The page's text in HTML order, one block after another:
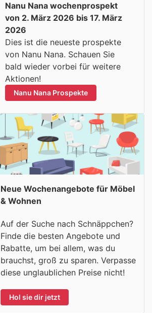
Nanu Nana wochenprospekt
von 2. März 2026 bis 17. März
2026
Dies ist die neueste prospekte
von Nanu Nana. Schauen Sie
bald wieder vorbei für weitere
Aktionen!
Nanu Nana Prospekte
Neue Wochenangebote für Möbel
& Wohnen
Auf der Suche nach Schnäppchen?
Finde die besten Angebote und
Rabatte, um bei allem, was du
brauchst, groß zu sparen. Verpasse
diese unglaublichen Preise nicht!
Hol sie dir jetzt